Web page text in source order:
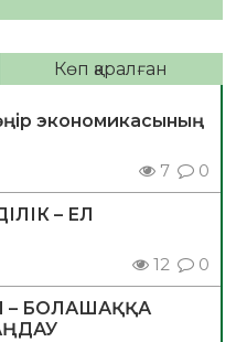
Көп қаралған
экономикасының
7 0
– ЕЛ
12 0
– БОЛАШАҚҚА